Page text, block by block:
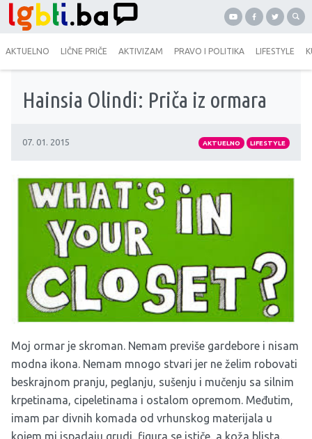
AKTUELNO LIČNE PRIČE AKTIVIZAM PRAVO I POLITIKA LIFESTYLE
Hainsia Olindi: Priča iz ormara
07. 01. 2015 AKTUELNO LIFESTYLE
Moj ormar je skroman. Nemam previše gardebore i nisam
modna ikona. Nemam mnogo stvari jer ne želim robovati
beskrajnom pranju, peglanju, sušenju i mučenju sa silnim
krpetinama, cipeletinama i ostalom opremom. Međutim,
imam par divnih komada od vrhunskog materijala u
kojem mi ispadaju grudi, figura se ističe, a koža blista.